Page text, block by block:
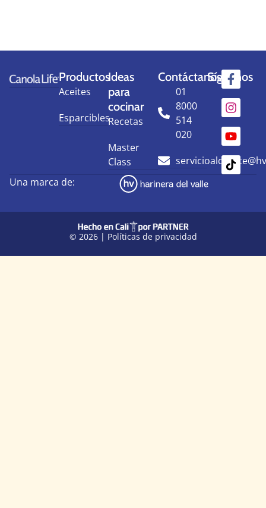
Productos
Aceites
Esparcibles
Ideas
para
cocinar
Recetas
Master
Class
Contáctanos
01
8000
514
020
Síguenos
Una marca de:
© 2026 | Políticas de privacidad